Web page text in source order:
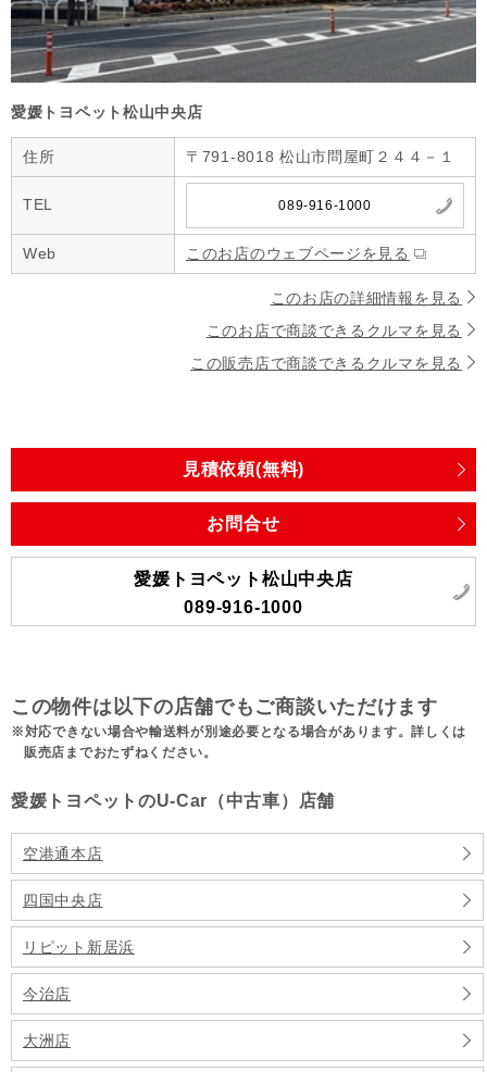
愛媛トヨペット松山中央店
住所 〒791-8018 松山市問屋町２４４－１
TEL 089-916-1000
Web このお店のウェブページを見る
このお店の詳細情報を見る
このお店で商談できるクルマを見る
この販売店で商談できるクルマを見る
見積依頼(無料)
お問合せ
愛媛トヨペット松山中央店
089-916-1000
この物件は以下の店舗でもご商談いただけます
対応できない場合や輸送料が別途必要となる場合があります。詳しくは
販売店までおたずねください。
愛媛トヨペットのU-Car（中古車）店舗
空港通本店
四国中央店
リピット新居浜
今治店
大洲店